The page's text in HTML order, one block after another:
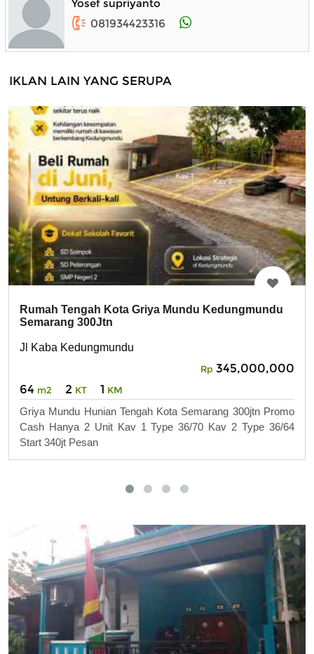
Yosef supriyanto
081934423316
IKLAN LAIN YANG SERUPA
Rumah Tengah Kota Griya Mundu Kedungmundu
Semarang 300Jtn
Jl Kaba Kedungmundu
Rp 345,000,000
64 m2 2 KT 1 KM
Griya Mundu Hunian Tengah Kota Semarang 300jtn Promo
Cash Hanya 2 Unit Kav 1 Type 36/70 Kav 2 Type 36/64
Start 340jt Pesan